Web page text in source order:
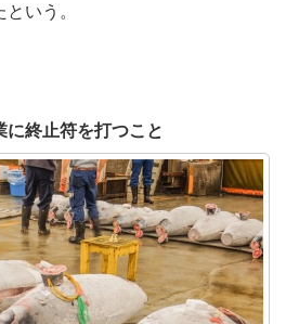
いう。
終止符を打つこと